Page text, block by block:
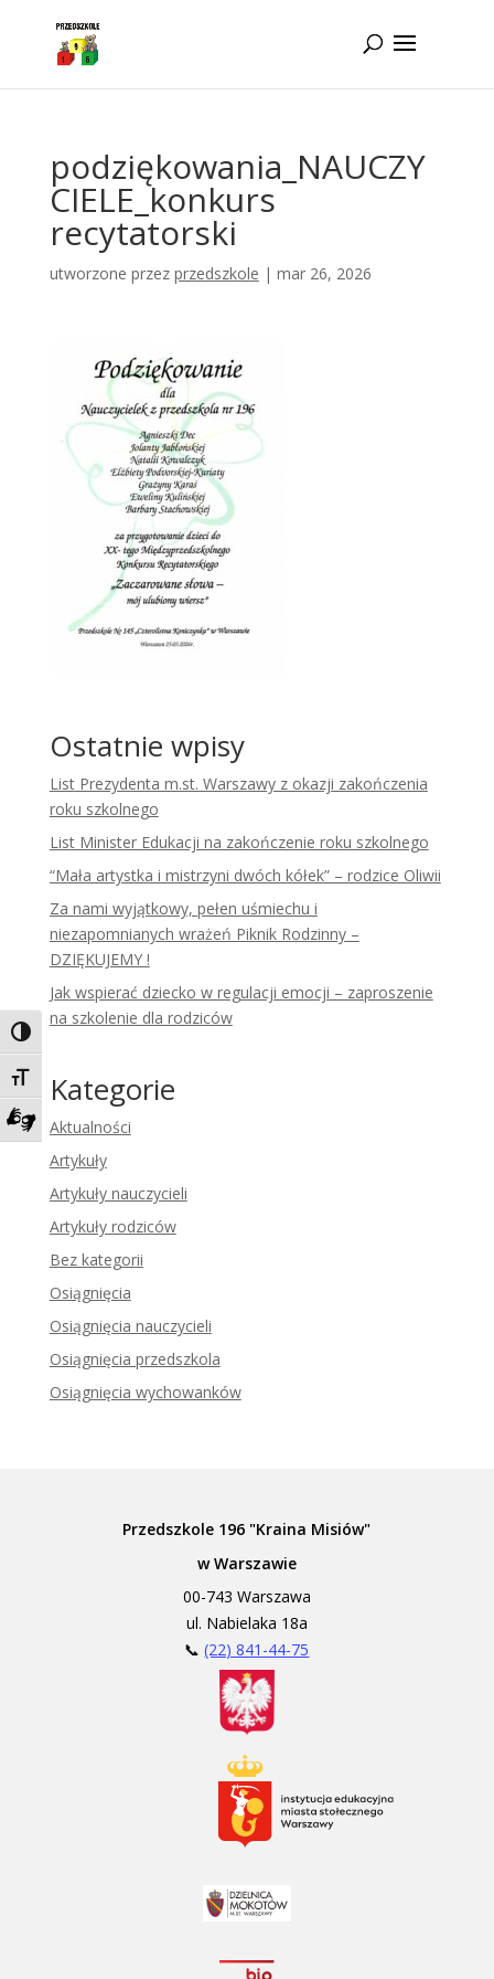
Toggle High Contrast
Toggle Font size
Zadzwoń do tłumacza języka migowego
podziękowania_NAUCZY
CIELE_konkurs
recytatorski
utworzone przez przedszkole | mar 26, 2026
Ostatnie wpisy
List Prezydenta m.st. Warszawy z okazji zakończenia
roku szkolnego
List Minister Edukacji na zakończenie roku szkolnego
“Mała artystka i mistrzyni dwóch kółek” – rodzice Oliwii
Za nami wyjątkowy, pełen uśmiechu i
niezapomnianych wrażeń Piknik Rodzinny –
DZIĘKUJEMY !
Jak wspierać dziecko w regulacji emocji – zaproszenie
na szkolenie dla rodziców
Kategorie
Aktualności
Artykuły
Artykuły nauczycieli
Artykuły rodziców
Bez kategorii
Osiągnięcia
Osiągnięcia nauczycieli
Osiągnięcia przedszkola
Osiągnięcia wychowanków
Przedszkole 196 "Kraina Misiów"
w Warszawie
00-743 Warszawa
ul. Nabielaka 18a
📞(22) 841-44-75